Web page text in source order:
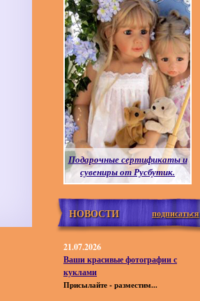
Подарочные сертификаты и
сувениры от Русбутик.
НОВОСТИ подписаться
21.07.2026
Ваши красивые фотографии с
куклами
Присылайте - разместим...